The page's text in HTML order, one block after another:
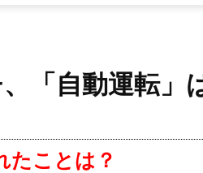
動
「自動運転」
たことは？